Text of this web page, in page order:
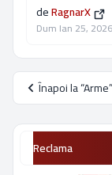
deRagnarX
Dum Ian 25,
Înapoi la “Arme”
Reclama